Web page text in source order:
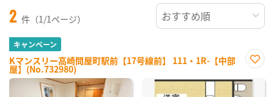
2 件（1/1ページ）
キャンペーン
Kマンスリー高崎問屋町駅前【17号線前】 111・1R-【中部
屋】(No.732980)
に入
り登